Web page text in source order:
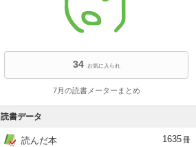
34 お気に入られ
7月の読書メーターまとめ
読書データ
読んだ本 1635冊